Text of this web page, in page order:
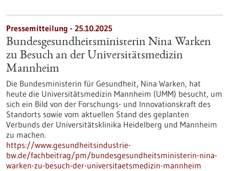
Pressemitteilung - 25.10.2025
Bundesgesundheitsministerin Nina Warken
zu Besuch an der Universitätsmedizin
Mannheim
Die Bundesministerin für Gesundheit, Nina Warken, hat
heute die Universitätsmedizin Mannheim (UMM) besucht, um
sich ein Bild von der Forschungs- und Innovationskraft des
Standorts sowie vom aktuellen Stand des geplanten
Verbunds der Universitätsklinika Heidelberg und Mannheim
zu machen.
https://www.gesundheitsindustrie-
bw.de/fachbeitrag/pm/bundesgesundheitsministerin-nina-
warken-zu-besuch-der-universitaetsmedizin-mannheim